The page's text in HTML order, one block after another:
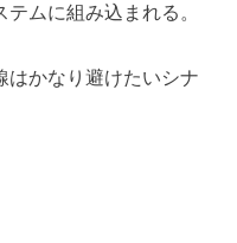
ムに組み込まれる。
はかなり避けたいシナ